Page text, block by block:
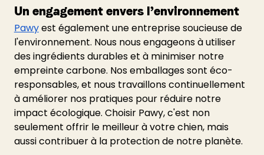
Un engagement envers l’environnement
Pawy est également une entreprise soucieuse de
l'environnement. Nous nous engageons à utiliser
des ingrédients durables et à minimiser notre
empreinte carbone. Nos emballages sont éco-
responsables, et nous travaillons continuellement
à améliorer nos pratiques pour réduire notre
impact écologique. Choisir Pawy, c'est non
seulement offrir le meilleur à votre chien, mais
aussi contribuer à la protection de notre planète.